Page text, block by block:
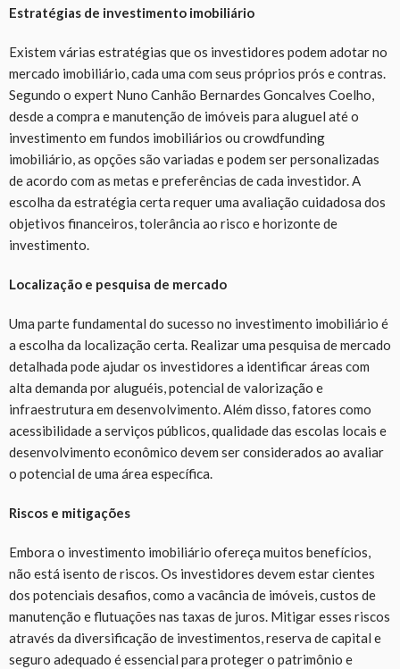
Estratégias de investimento imobiliário
Existem várias estratégias que os investidores podem adotar no
mercado imobiliário, cada uma com seus próprios prós e contras.
Segundo o expert Nuno Canhão Bernardes Goncalves Coelho,
desde a compra e manutenção de imóveis para aluguel até o
investimento em fundos imobiliários ou crowdfunding
imobiliário, as opções são variadas e podem ser personalizadas
de acordo com as metas e preferências de cada investidor. A
escolha da estratégia certa requer uma avaliação cuidadosa dos
objetivos financeiros, tolerância ao risco e horizonte de
investimento.
Localização e pesquisa de mercado
Uma parte fundamental do sucesso no investimento imobiliário é
a escolha da localização certa. Realizar uma pesquisa de mercado
detalhada pode ajudar os investidores a identificar áreas com
alta demanda por aluguéis, potencial de valorização e
infraestrutura em desenvolvimento. Além disso, fatores como
acessibilidade a serviços públicos, qualidade das escolas locais e
desenvolvimento econômico devem ser considerados ao avaliar
o potencial de uma área específica.
Riscos e mitigações
Embora o investimento imobiliário ofereça muitos benefícios,
não está isento de riscos. Os investidores devem estar cientes
dos potenciais desafios, como a vacância de imóveis, custos de
manutenção e flutuações nas taxas de juros. Mitigar esses riscos
através da diversificação de investimentos, reserva de capital e
seguro adequado é essencial para proteger o patrimônio e